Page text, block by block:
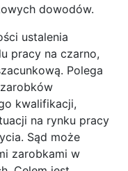
dowodów.
ustalenia
pracy na czarno,
Polega
kwalifikacji,
na rynku pracy
Sąd może
zarobkami w